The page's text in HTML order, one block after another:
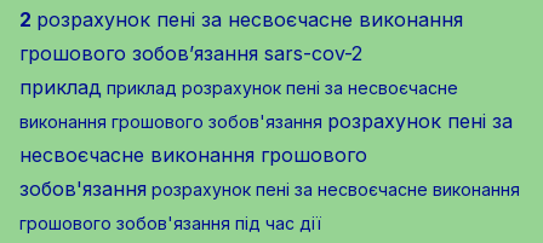
2 розрахунок пені за несвоєчасне виконання
грошового зобов’язання sars-cov-2
приклад приклад розрахунок пені за несвоєчасне
виконання грошового зобов'язання розрахунок пені за
несвоєчасне виконання грошового
зобов'язання розрахунок пені за несвоєчасне виконання
грошового зобов'язання під час дії